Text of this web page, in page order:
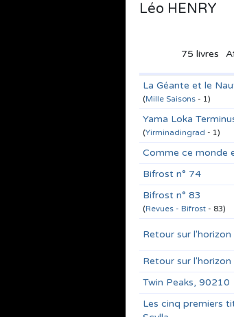
Léo HENRY
75 livres
La Géante et le
(Mille Saisons - 1)
Yama Loka
(Yirminadingrad - 1)
Comme ce monde
Bifrost n° 74
Bifrost n° 83
(Revues - Bifrost - 83)
Retour sur l'horizon
Retour sur l'horizon
Twin Peaks, 90210
Les cinq premiers